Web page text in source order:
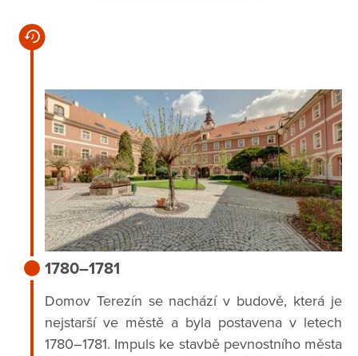
1780–1781
Domov Terezín se nachází v budově, která je
nejstarší ve městě a byla postavena v letech
1780–1781. Impuls ke stavbě pevnostního města